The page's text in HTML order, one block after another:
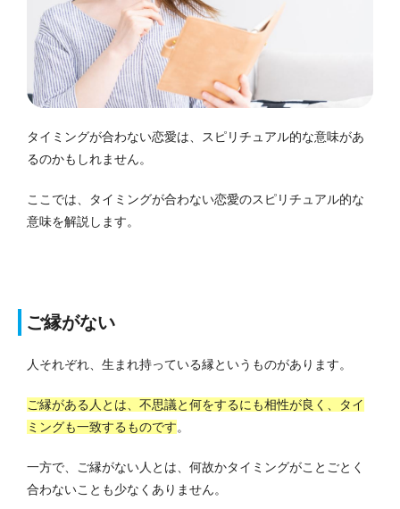
タイミングが合わない恋愛は、スピリチュアル的な意味があ
るのかもしれません。
ここでは、タイミングが合わない恋愛のスピリチュアル的な
意味を解説します。
ご縁がない
人それぞれ、生まれ持っている縁というものがあります。
ご縁がある人とは、不思議と何をするにも相性が良く、タイ
ミングも一致するものです。
一方で、ご縁がない人とは、何故かタイミングがことごとく
合わないことも少なくありません。